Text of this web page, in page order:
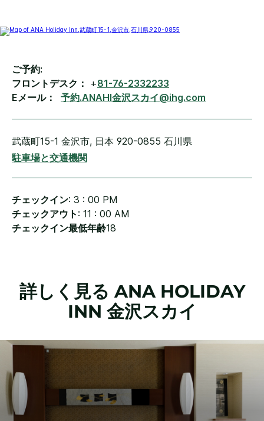
ご予約:
フロントデスク：
+81-76-2332233
Eメール：
予約.ANAHI金沢スカイ@ihg.com
武蔵町15-1 金沢市, 日本 920-0855 石川県
駐車場と交通機関
チェックイン: 3 : 00 PM
チェックアウト : 11 : 00 AM
チェックイン最低年齢18
詳しく見る ANA HOLIDAY
INN 金沢スカイ